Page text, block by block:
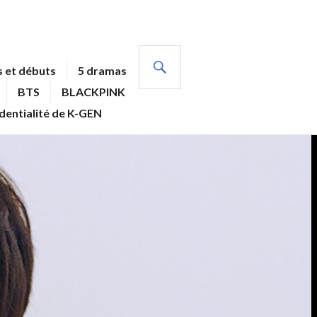
et débuts
5 dramas
BTS
BLACKPINK
de K-GEN